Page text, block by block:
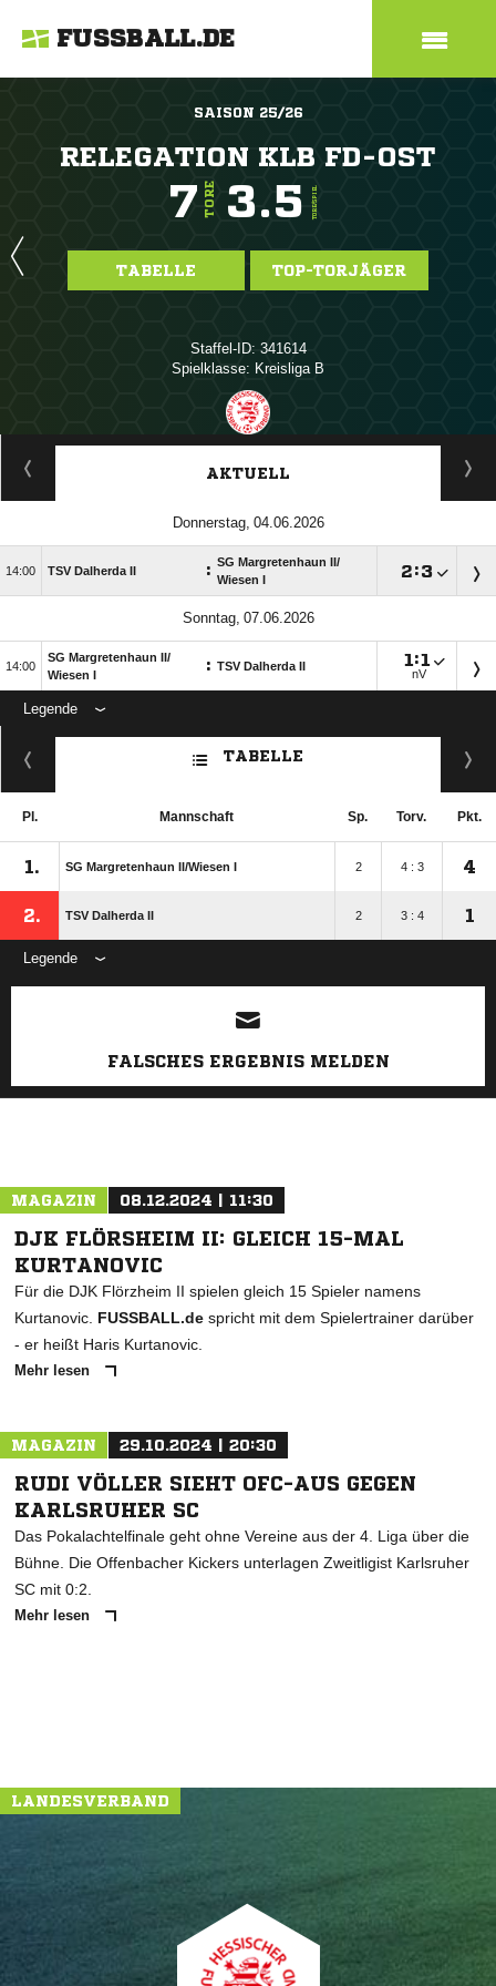
FUSSBALL.DE
SAISON 25/26
RELEGATION KLB FD-OST
7 TORE 3.5 TORE/SPIEL
TABELLE TOP-TORJÄGER
Staffel-ID: 341614
Spielklasse: Kreisliga B
ANZEIGE
AKTUELL
 
 TSV Dalherda II : SG Margretenhaun II/​
Wiesen I
:
 

SG Margretenhaun II/​
Wiesen I
: TSV Dalherda II  :
nV
Legende
ANZEIGE
TABELLE
Pl. Mannschaft Sp. Torv. Pkt.
1. SG Margretenhaun II/​Wiesen I 2 4 : 3 4
2. TSV Dalherda II 2 3 : 4 1
Legende
ANZEIGE
FALSCHES ERGEBNIS MELDEN
MAGAZIN 08.12.2024 | 11:30
DJK FLÖRSHEIM II: GLEICH 15-MAL
KURTANOVIC
Für die DJK Flörzheim II spielen gleich 15 Spieler namens
Kurtanovic. FUSSBALL.de spricht mit dem Spielertrainer darüber
- er heißt Haris Kurtanovic.
Mehr lesen
MAGAZIN 29.10.2024 | 20:30
RUDI VÖLLER SIEHT OFC-AUS GEGEN
KARLSRUHER SC
Das Pokalachtelfinale geht ohne Vereine aus der 4. Liga über die
Bühne. Die Offenbacher Kickers unterlagen Zweitligist Karlsruher
SC mit 0:2.
Mehr lesen
LANDESVERBAND